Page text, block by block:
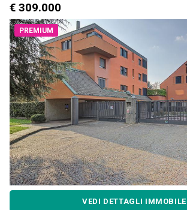
€ 309.000
PREMIUM
VEDI DETTAGLI IMMOBILE